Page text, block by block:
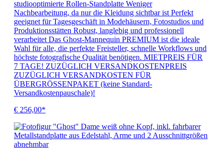
studiooptimierte Rollen-Standplatte Weniger
Nachbearbeitung, da nur die Kleidung sichtbar ist Perfekt
geeignet für Tagesgeschäft in Modehäusern, Fotostudios und
Produktionsstätten Robust, langlebig und professionell
verarbeitet Das Ghost-Mannequin PREMIUM ist die ideale
Wahl für alle, die perfekte Freisteller, schnelle Workflows und
höchste fotografische Qualität benötigen. MIETPREIS FÜR
7 TAGE! ZUZÜGLICH VERSANDKOSTENPREIS
ZUZÜGLICH VERSANDKOSTEN FÜR
ÜBERGRÖSSENPAKET (keine Standard-
Versandkostenpauschale)!
€ 256,00*